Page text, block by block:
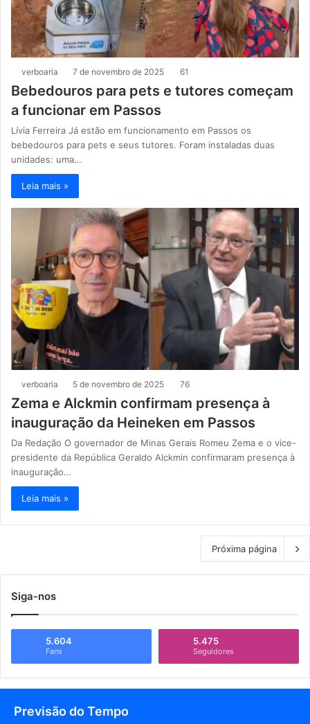
verboaria 7 de novembro de 2025 61
Bebedouros para pets e tutores começam
a funcionar em Passos
Lívia Ferreira Já estão em funcionamento em Passos os
bebedouros para pets e seus tutores. Foram instaladas duas
unidades: uma…
Leia mais »
verboaria 5 de novembro de 2025 76
Zema e Alckmin confirmam presença à
inauguração da Heineken em Passos
Da Redação O governador de Minas Gerais Romeu Zema e o vice-
presidente da República Geraldo Alckmin confirmaram presença à
inauguração…
Leia mais »
Próxima página
Siga-nos
5.604
Fans
5.475
Seguidores
Previsão do Tempo